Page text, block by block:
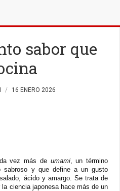
sabor que
16 ENERO 2026
vez más de umami, un término
sabroso y que define a un gusto
ácido y amargo. Se trata de
ciencia japonesa hace más de un